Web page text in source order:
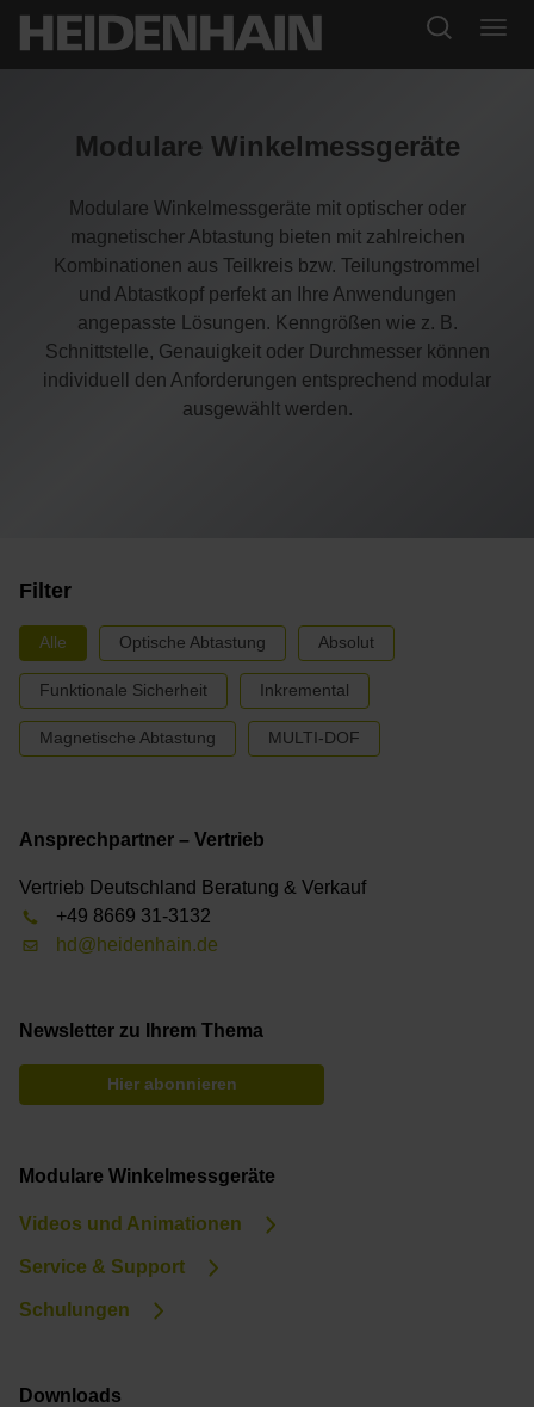
Modulare Winkelmessgeräte
Modulare Winkelmessgeräte mit optischer oder
magnetischer Abtastung bieten mit zahlreichen
Kombinationen aus Teilkreis bzw. Teilungstrommel
und Abtastkopf perfekt an Ihre Anwendungen
angepasste Lösungen. Kenngrößen wie z. B.
Schnittstelle, Genauigkeit oder Durchmesser können
individuell den Anforderungen entsprechend modular
ausgewählt werden.
Filter
Alle Optische Abtastung Absolut
Funktionale Sicherheit Inkremental
Magnetische Abtastung MULTI-DOF
Ansprechpartner – Vertrieb
Vertrieb Deutschland Beratung & Verkauf
+49 8669 31-3132
hd@heidenhain.de
Newsletter zu Ihrem Thema
Hier abonnieren
Modulare Winkelmessgeräte
Videos und Animationen
Service & Support
Schulungen
Downloads